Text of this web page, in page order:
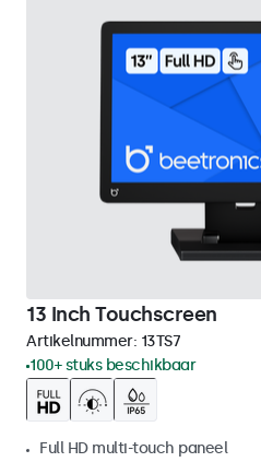
13 Inch Touchscreen
Artikelnummer: 13TS7
100+ stuks beschikbaar
Full HD multi-touch paneel